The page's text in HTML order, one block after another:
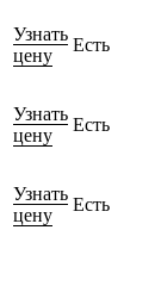
Узнать
цену
Есть
Узнать
цену
Есть
Узнать
цену
Есть